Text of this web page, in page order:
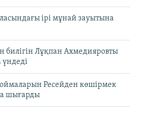
ірі мұнай зауытына
билігін Лұқпан Ахмедияровты
үндеді
Ресейден көшірмек
шығарды